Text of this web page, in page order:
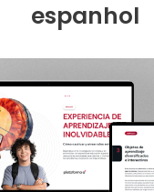
espanhol